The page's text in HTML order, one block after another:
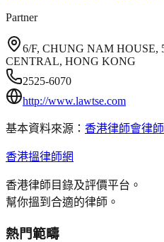
Partner
6/F, CHUNG NAM HOUSE,
CENTRAL, HONG KONG
2525-6070
http://www.lawtse.com
基本資料來源： 香港律師會律
香港搵律師網
香港律師目錄及評價平台。
幫你搵到合適的律師。
熱門範疇